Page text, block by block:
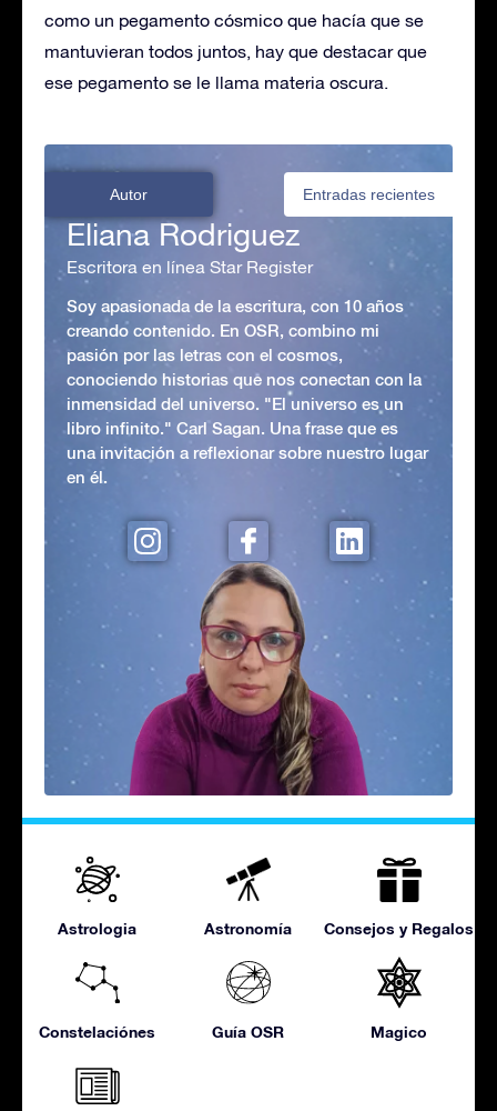
como un pegamento cósmico que hacía que se
mantuvieran todos juntos, hay que destacar que
ese pegamento se le llama materia oscura.
Autor Entradas recientes
Eliana Rodriguez
Escritora en línea Star Register
Soy apasionada de la escritura, con 10 años
creando contenido. En OSR, combino mi
pasión por las letras con el cosmos,
conociendo historias que nos conectan con la
inmensidad del universo. "El universo es un
libro infinito." Carl Sagan. Una frase que es
una invitación a reflexionar sobre nuestro lugar
en él.
Astrologia Astronomía Consejos y Regalos
Constelaciónes Guía OSR Magico